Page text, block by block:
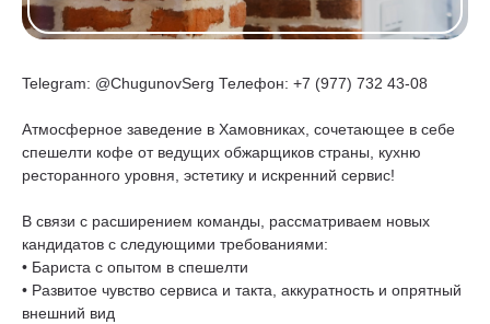
Telegram: @ChugunovSerg Телефон: +7 (977) 732 43-08
Атмосферное заведение в Хамовниках, сочетающее в себе
спешелти кофе от ведущих обжарщиков страны, кухню
ресторанного уровня, эстетику и искренний сервис!
В связи с расширением команды, рассматриваем новых
кандидатов с следующими требованиями:
• Бариста с опытом в спешелти
• Развитое чувство сервиса и такта, аккуратность и опрятный
внешний вид